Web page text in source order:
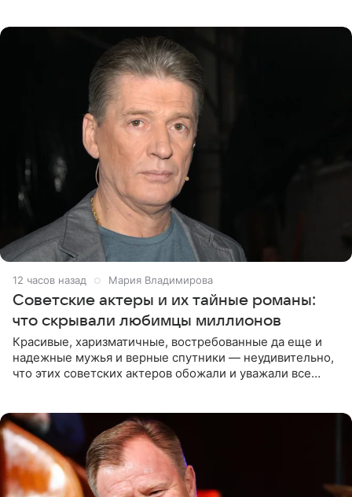
12 часов назад Мария Владимирова
Советские актеры и их тайные романы:
что скрывали любимцы миллионов
Красивые, харизматичные, востребованные да еще и
надежные мужья и верные спутники — неудивительно,
что этих советских актеров обожали и уважали все